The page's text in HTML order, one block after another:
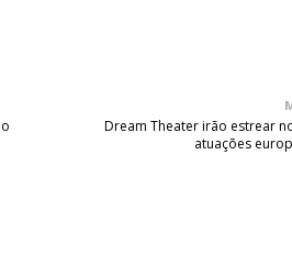
Dream Theater irão estrear
atuações